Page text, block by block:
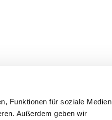
Funktionen für soziale Medien
Außerdem geben wir